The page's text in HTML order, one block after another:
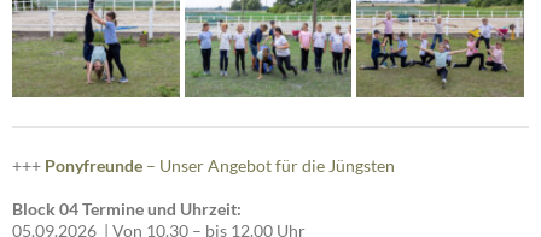
+++ Ponyfreunde – Unser Angebot für die Jüngsten
Block 04 Termine und Uhrzeit:
05.09.2026 | Von 10.30 – bis 12.00 Uhr